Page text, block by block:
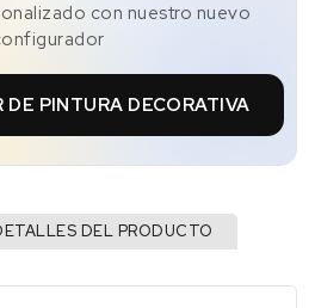
con nuestro nuevo
PINTURA DECORATIVA
DEL PRODUCTO